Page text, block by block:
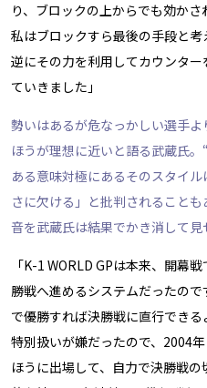
り、ブロックの上からでも効かさ
私はブロックすら最後の手段と考
逆にその力を利用してカウンタ
ていきました」
勢いはあるが危なっかしい選手
ほうが理想に近いと語る武蔵氏
ある意味対極にあるそのスタイ
さに欠ける」と批判されること
音を武蔵氏は結果でかき消して見
「K-1 WORLD GPは本来、開幕
勝戦へ進めるシステムだったの
で優勝すれば決勝戦に直行でき
特別扱いが嫌だったので、2004
ほうに出場して、自力で決勝戦